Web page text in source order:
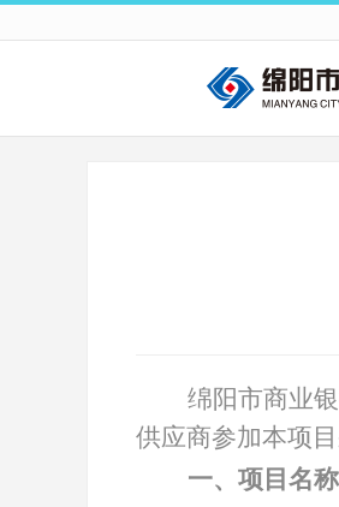
绵阳市商业
供应商参加本项目
一、项目名